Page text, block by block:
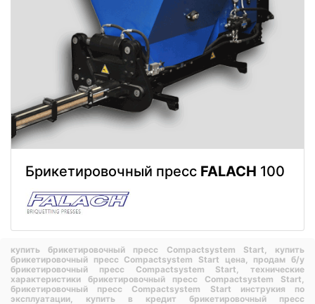
Брикетировочный пресс FALACH 100
купить брикетировочный пресс Compactsystem Start, купить
брикетировочный пресс Compactsystem Start цена, продам б/у
брикетировочный пресс Compactsystem Start, технические
характеристики брикетировочный пресс Compactsystem Start,
брикетировочный пресс Compactsystem Start инструкия по
эксплуатации, купить в кредит брикетировочный пресс